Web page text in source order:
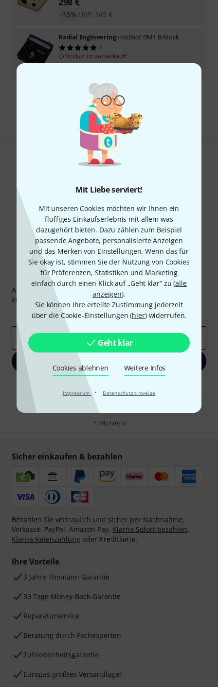
Mit Liebe serviert!
Mit unseren Cookies möchten wir Ihnen ein
fluffiges Einkaufserlebnis mit allem was
dazugehört bieten. Dazu zählen zum Beispiel
passende Angebote, personalisierte Anzeigen
und das Merken von Einstellungen. Wenn das für
Sie okay ist, stimmen Sie der Nutzung von Cookies
für Präferenzen, Statistiken und Marketing
einfach durch einen Klick auf „Geht klar“ zu (alle
anzeigen).
Sie können Ihre erteilte Zustimmung jederzeit
über die Cookie-Einstellungen (hier) widerrufen.
Geht klar
Cookies ablehnen Weitere Infos
Impressum · Datenschutzhinweise
UVP: 349 €
-15%
Radial EngineeringHotShot DM1 B-Stock
1
Produkt ist ausverkauft
156€
Kostenloser Versand ab 29 €
Alle Preise inkl. MwSt.
Gefällt Ihnen, was Sie sehen?
Teilen Hilfe & Feedback
Thomann Newsletter
Abonniere den Thomann Newsletter und gewinne mit
etwas Glück einen von
50 Gutscheinen über jeweils
Inspirierende Beiträge
Deals Thomann Insights
E-Mail-Adresse
Mit Klick auf „Jetzt anmelden“ stimmen Sie dem Erhalt von E-Mail-
Werbung und einer Messung des E-Mail-Nutzungsverhaltens zu. Die
Abmeldung ist jederzeit möglich. Weitere Informationen finden Sie in
Datenschutzhinweisen
* Pflichtfeld
Sicher einkaufen & bezahlen
Bezahlen Sie vertraulich und sicher per Nachnahme,
Vorkasse, PayPal, Amazon Pay, Klarna Sofort bezahlen,
Klarna Ratenzahlung oder Kreditkarte.
Ihre Vorteile
3 Jahre Thomann Garantie
30 Tage Money-Back-Garantie
Reparaturservice
Beratung durch Fachexperten
Zufriedenheitsgarantie
Europas größtes Versandlager